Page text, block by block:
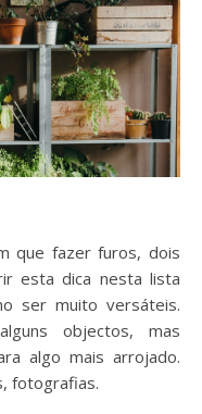
que fazer furos, dois
esta dica nesta lista
ser muito versáteis.
objectos, mas
algo mais arrojado.
fotografias.